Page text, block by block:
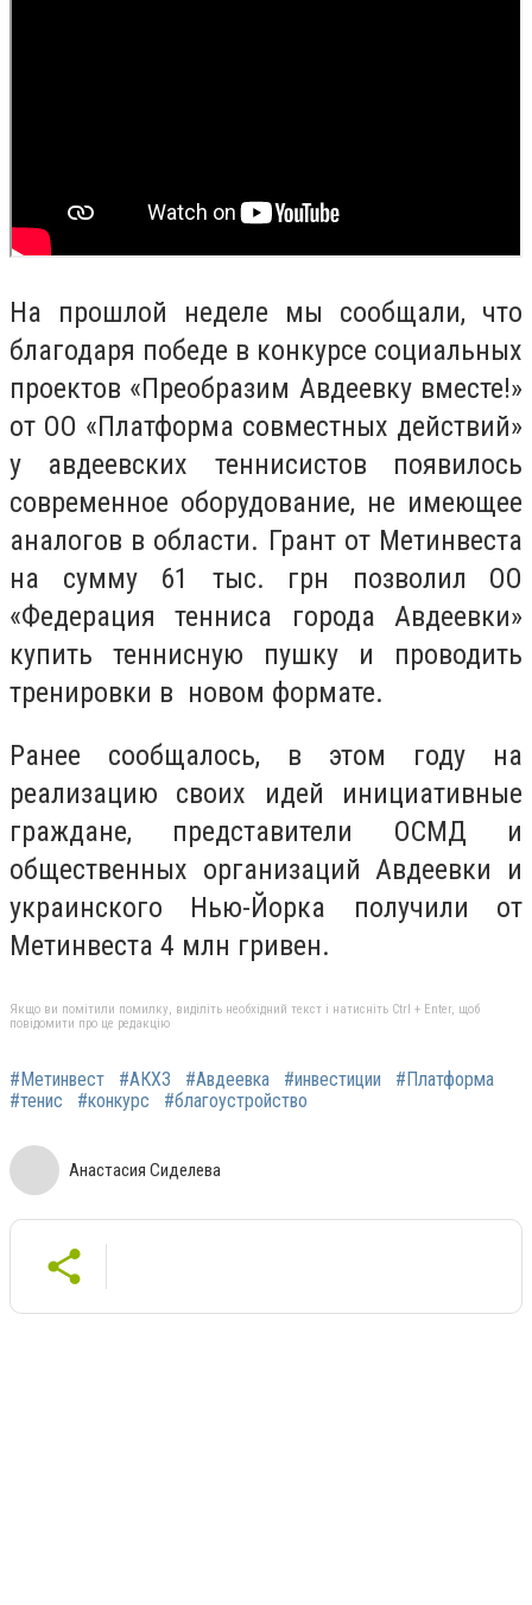
На прошлой неделе мы сообщали, что
благодаря победе в конкурсе социальных
проектов «Преобразим Авдеевку вместе!»
от ОО «Платформа совместных действий»
у авдеевских теннисистов появилось
современное оборудование, не имеющее
аналогов в области. Грант от Метинвеста
на сумму 61 тыс. грн позволил ОО
«Федерация тенниса города Авдеевки»
купить теннисную пушку и проводить
тренировки в новом формате.
Ранее сообщалось, в этом году на
реализацию своих идей инициативные
граждане, представители ОСМД и
общественных организаций Авдеевки и
украинского Нью-Йорка получили от
Метинвеста 4 млн гривен.
Якщо ви помітили помилку, виділіть необхідний текст і натисніть Ctrl + Enter, щоб
повідомити про це редакцію
#Метинвест #АКХЗ #Авдеевка #инвестиции
#Платформа
#тенис
#конкурс #благоустройство
Анастасия Сиделева